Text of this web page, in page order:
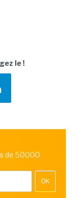
le !
de 50000
OK